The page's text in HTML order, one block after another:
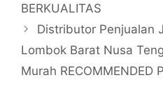
BERKUALITAS
Distributor Penjualan
Lombok Barat Nusa
Murah RECOMMENDED